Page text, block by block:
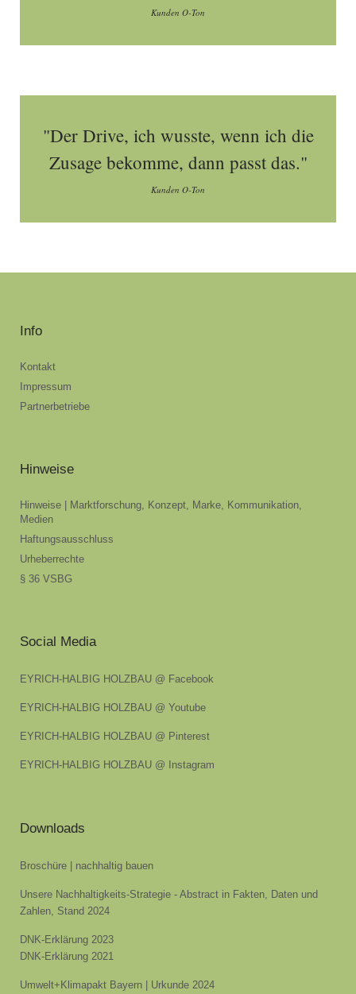
Kunden O-Ton
"Der Drive, ich wusste, wenn ich die
Zusage bekomme, dann passt das."
Kunden O-Ton
Info
Kontakt
Impressum
Partnerbetriebe
Hinweise
Hinweise | Marktforschung, Konzept, Marke, Kommunikation,
Medien
Haftungsausschluss
Urheberrechte
§ 36 VSBG
Social Media
EYRICH-HALBIG HOLZBAU @ Facebook
EYRICH-HALBIG HOLZBAU @ Youtube
EYRICH-HALBIG HOLZBAU @ Pinterest
EYRICH-HALBIG HOLZBAU @ Instagram
Downloads
Broschüre | nachhaltig bauen
Unsere Nachhaltigkeits-Strategie - Abstract in Fakten, Daten und
Zahlen, Stand 2024
DNK-Erklärung 2023
DNK-Erklärung 2021
Umwelt+Klimapakt Bayern | Urkunde 2024